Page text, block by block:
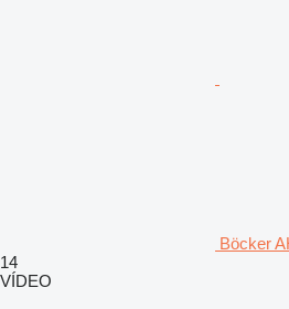
Böcker
14
VÍDEO